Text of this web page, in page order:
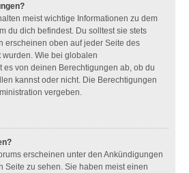
meist wichtige Informationen zu dem
du dich befindest. Du solltest sie stets
erscheinen oben auf jeder Seite des
wurden. Wie bei globalen
es von deinen Berechtigungen ab, ob du
kannst oder nicht. Die Berechtigungen
vergeben.
erscheinen unter den Ankündigungen
Seite zu sehen. Sie haben meist einen